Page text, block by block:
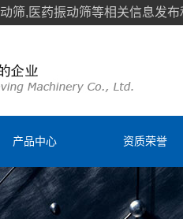
筛,医药振动筛等相关信息发布
产品中心 资质荣誉